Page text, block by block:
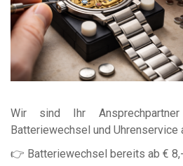
Wir sind Ihr
Batteriewechsel und Uhrenservice
👉 Batteriewechsel bereits ab € 8,-